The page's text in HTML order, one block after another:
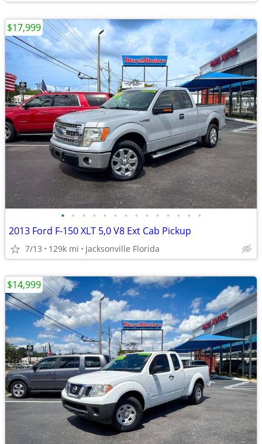
• • • • • • • • • • • • • •
2013 Ford F-150 XLT 5,0 V8 Ext Cab Pickup
7/13 129k mi Jacksonville Florida
$17,999
$14,999